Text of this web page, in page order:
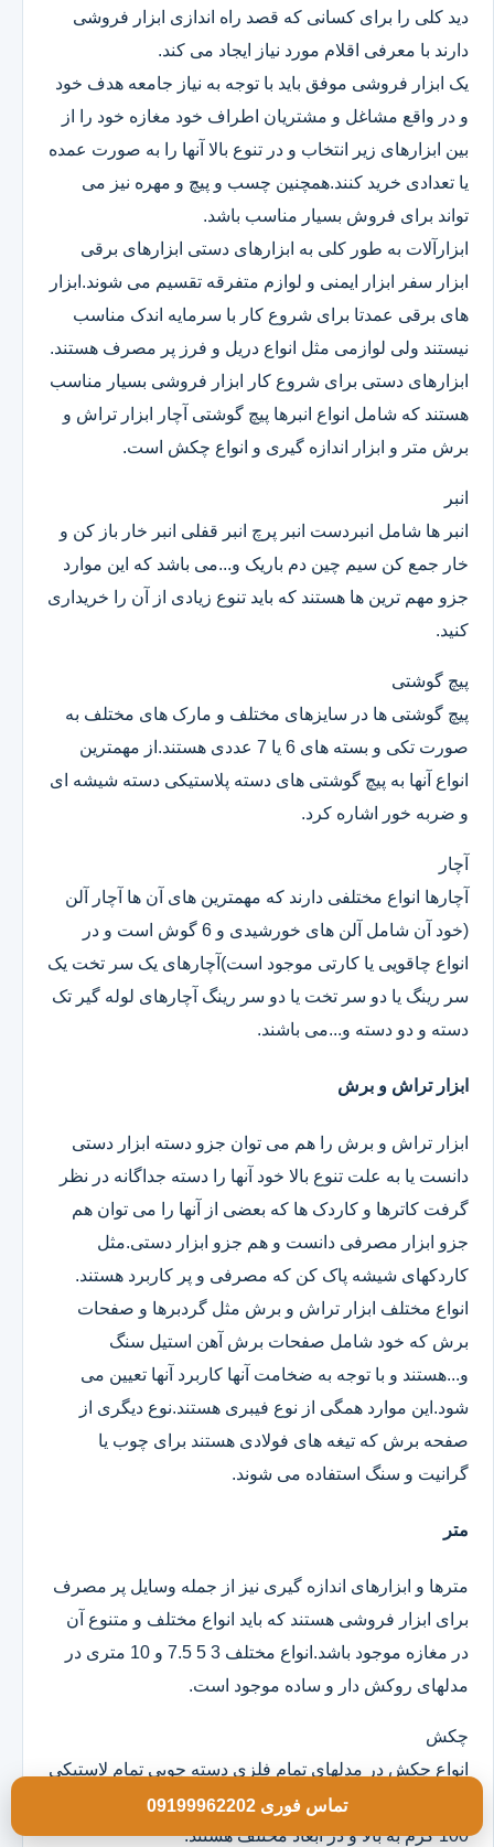
دید کلی را برای کسانی که قصد راه اندازی ابزار فروشی
دارند با معرفی اقلام مورد نیاز ایجاد می کند.
یک ابزار فروشی موفق باید با توجه به نیاز جامعه هدف خود
و در واقع مشاغل و مشتریان اطراف خود مغازه خود را از
بین ابزارهای زیر انتخاب و در تنوع بالا آنها را به صورت عمده
یا تعدادی خرید کنند.همچنین چسب و پیچ و مهره نیز می
تواند برای فروش بسیار مناسب باشد.
ابزارآلات به طور کلی به ابزارهای دستی ابزارهای برقی
ابزار سفر ابزار ایمنی و لوازم متفرقه تقسیم می شوند.ابزار
های برقی عمدتا برای شروع کار با سرمایه اندک مناسب
نیستند ولی لوازمی مثل انواع دریل و فرز پر مصرف هستند.
ابزارهای دستی برای شروع کار ابزار فروشی بسیار مناسب
هستند که شامل انواع انبرها پیچ گوشتی آچار ابزار تراش و
برش متر و ابزار اندازه گیری و انواع چکش است.
انبر
انبر ها شامل انبردست انبر پرچ انبر قفلی انبر خار باز کن و
خار جمع کن سیم چین دم باریک و...می باشد که این موارد
جزو مهم ترین ها هستند که باید تنوع زیادی از آن را خریداری
کنید.
پیچ گوشتی
پیچ گوشتی ها در سایزهای مختلف و مارک های مختلف به
صورت تکی و بسته های 6 یا 7 عددی هستند.از مهمترین
انواع آنها به پیچ گوشتی های دسته پلاستیکی دسته شیشه ای
و ضربه خور اشاره کرد.
آچار
آچارها انواع مختلفی دارند که مهمترین های آن ها آچار آلن
(خود آن شامل آلن های خورشیدی و 6 گوش است و در
انواع چاقویی یا کارتی موجود است)آچارهای یک سر تخت یک
سر رینگ یا دو سر تخت یا دو سر رینگ آچارهای لوله گیر تک
دسته و دو دسته و...می باشند.
ابزار تراش و برش
ابزار تراش و برش را هم می توان جزو دسته ابزار دستی
دانست یا به علت تنوع بالا خود آنها را دسته جداگانه در نظر
گرفت کاترها و کاردک ها که بعضی از آنها را می توان هم
جزو ابزار مصرفی دانست و هم جزو ابزار دستی.مثل
کاردکهای شیشه پاک کن که مصرفی و پر کاربرد هستند.
انواع مختلف ابزار تراش و برش مثل گردبرها و صفحات
برش که خود شامل صفحات برش آهن استیل سنگ
و...هستند و با توجه به ضخامت آنها کاربرد آنها تعیین می
شود.این موارد همگی از نوع فیبری هستند.نوع دیگری از
صفحه برش که تیغه های فولادی هستند برای چوب یا
گرانیت و سنگ استفاده می شوند.
متر
مترها و ابزارهای اندازه گیری نیز از جمله وسایل پر مصرف
برای ابزار فروشی هستند که باید انواع مختلف و متنوع آن
در مغازه موجود باشد.انواع مختلف 3 5 7.5 و 10 متری در
مدلهای روکش دار و ساده موجود است.
چکش
انواع چکش در مدلهای تمام فلزی دسته چوبی تمام لاستیکی
و ژله ای موجود است که خود آنها در وزن های مختلف از
100 گرم به بالا و در ابعاد مختلف هستند.
تماس فوری 09199962202